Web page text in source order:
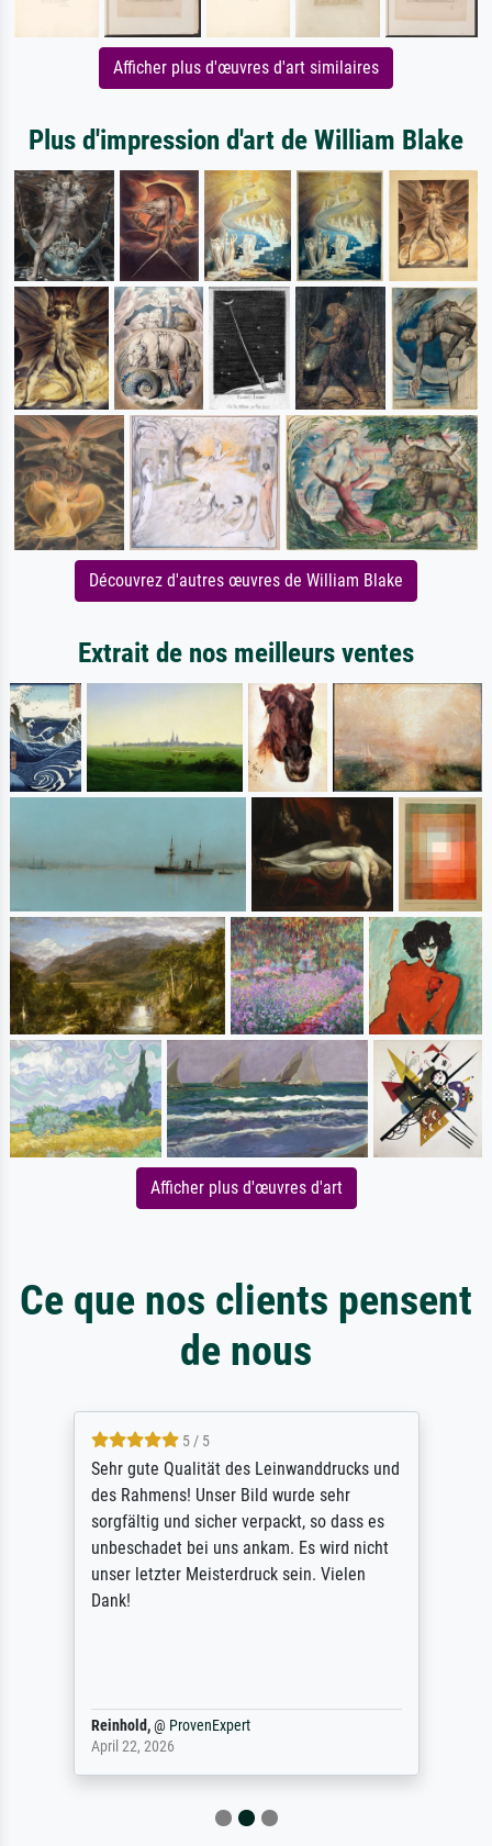
Afficher plus d'œuvres d'art similaires
Plus d'impression d'art de William Blake
Découvrez d'autres œuvres de William Blake
Extrait de nos meilleurs ventes
Afficher plus d'œuvres d'art
Ce que nos clients pensent
de nous
5 / 5
Sehr gute Qualität des Leinwanddrucks und
des Rahmens! Unser Bild wurde sehr
sorgfältig und sicher verpackt, so dass es
unbeschadet bei uns ankam. Es wird nicht
unser letzter Meisterdruck sein. Vielen
Dank!
Reinhold,@ ProvenExpert
April 22, 2026